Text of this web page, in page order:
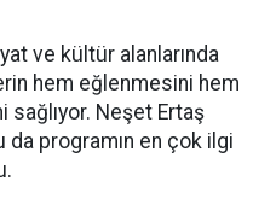
ve kültür alanlarında
hem eğlenmesini hem
Neşet Ertaş
da programın en çok ilgi